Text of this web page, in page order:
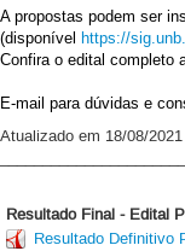
A propostas podem ser
(disponível https://sig.unb.
Confira o edital completo
E-mail para dúvidas e
Atualizado em 18/08/2021
Resultado Final - Edital
Resultado Definitivo